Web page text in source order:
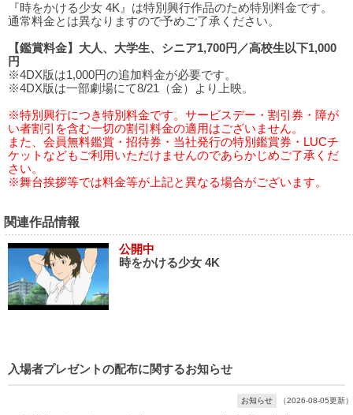
『時をかける少女 4K』は特別興行作品のため特別料金です。
通常料金とは異なりますので予めご了承ください。
【鑑賞料金】大人、大学生、シニア1,700円／高校生以下1,000
円
※4DX版は1,000円の追加料金が必要です。
※4DX版は一部劇場にて8/21（金）より上映。
※特別興行につき特別料金です。サービスデー・割引券・障が
い者割引を含む一切の割引料金の適用はございません。
また、会員無料鑑賞・招待券・当社発行の特別鑑賞券・LUCチ
ケットなどもご利用いただけませんのであらかじめご了承くだ
さい。
※舞台挨拶等では料金等が上記と異なる場合がございます。
関連作品情報
公開中
時をかける少女 4K
入場者プレゼントの配布に関するお知らせ
お知らせ （2026-08-05更新）